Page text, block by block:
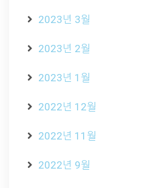
2023년 3월
2023년 2월
2023년 1월
2022년 12월
2022년 11월
2022년 9월